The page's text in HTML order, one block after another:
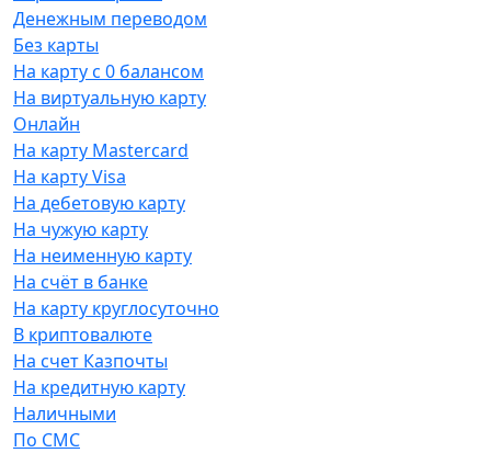
Денежным переводом
Без карты
На карту с 0 балансом
На виртуальную карту
Онлайн
На карту Mastercard
На карту Visa
На дебетовую карту
На чужую карту
На неименную карту
На счёт в банке
На карту круглосуточно
В криптовалюте
На счет Казпочты
На кредитную карту
Наличными
По СМС